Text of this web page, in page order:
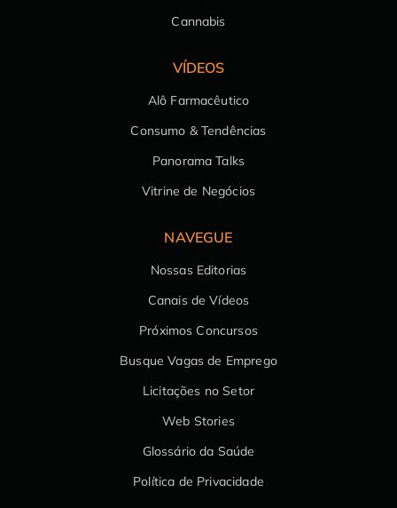
Cannabis
VÍDEOS
Alô Farmacêutico
Consumo & Tendências
Panorama Talks
Vitrine de Negócios
NAVEGUE
Nossas Editorias
Canais de Vídeos
Próximos Concursos
Busque Vagas de Emprego
Licitações no Setor
Web Stories
Glossário da Saúde
Política de Privacidade